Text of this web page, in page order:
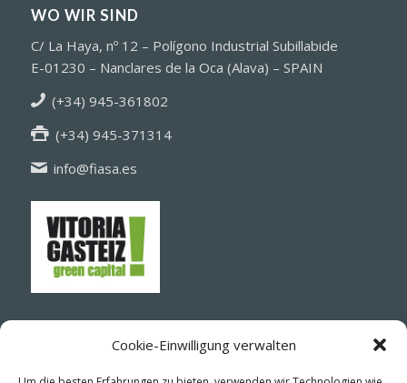
Cookie-Einwilligung verwalten
WO WIR SIND
C/ La Haya, nº 12 – Polígono Industrial Subillabide
E-01230 – Nanclares de la Oca (Alava) – SPAIN
(+34) 945-361802
(+34) 945-371314
info@fiasa.es